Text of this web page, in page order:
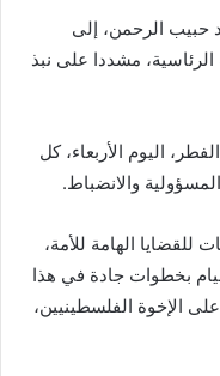
حبيب الرحمن، إلى
مشددا على نبذ
اليوم الأربعاء، كل
والانضباط.
للقضايا الهامة للأمة،
بخطوات جادة في هذا
الإخوة الفلسطينيين،